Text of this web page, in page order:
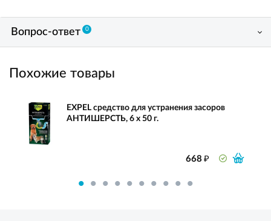
Вопрос-ответ 0
Похожие товары
EXPEL средство для устранения засоров
АНТИШЕРСТЬ, 6 х 50 г.
668₽